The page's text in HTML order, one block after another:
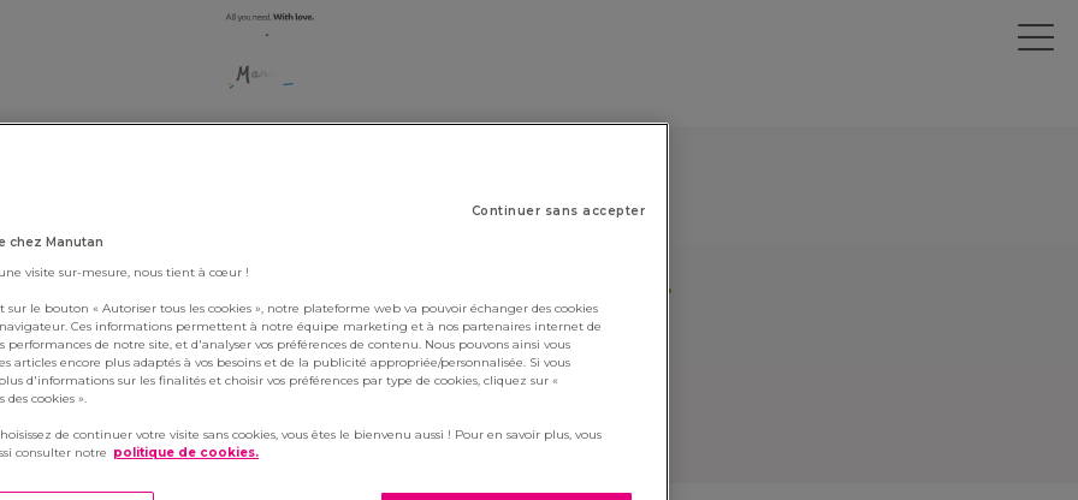
OUR VACANCIES
pour consulter les offres actuelles,
.
to see all our current vacancies,click here
Continuer sans accepter
chez Manutan
visite sur-mesure, nous tient à cœur !
sur le bouton « Autoriser tous les cookies », notre plateforme web va pouvoir échanger des cookies
Ces informations permettent à notre équipe marketing et à nos partenaires internet de
performances de notre site, et d'analyser vos préférences de contenu. Nous pouvons ainsi vous
articles encore plus adaptés à vos besoins et de la publicité appropriée/personnalisée. Si vous
d'informations sur les finalités et choisir vos préférences par type de cookies, cliquez sur «
des cookies ».
de continuer votre visite sans cookies, vous êtes le bienvenu aussi ! Pour en savoir plus, vous
consulter notre politique de cookies.